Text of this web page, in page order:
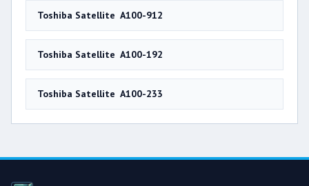
Toshiba Satellite A100-912
Toshiba Satellite A100-192
Toshiba Satellite A100-233